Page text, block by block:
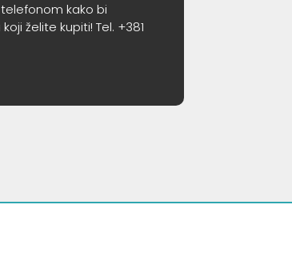
kako bi
želite kupiti! Tel. +381